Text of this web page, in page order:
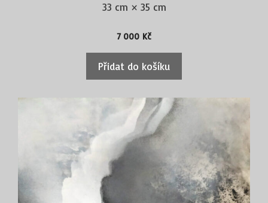
33 cm × 35 cm
7 000 Kč
Přidat do košíku